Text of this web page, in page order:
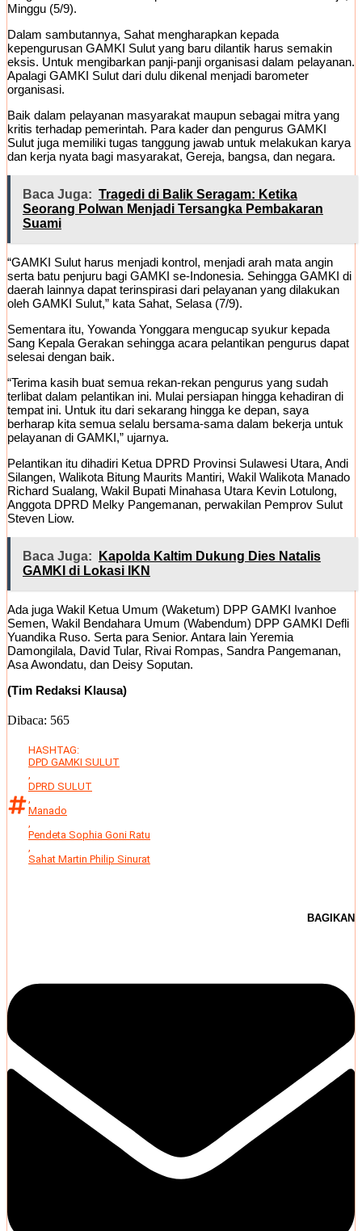
Minggu (5/9).
Dalam sambutannya, Sahat mengharapkan kepada
kepengurusan GAMKI Sulut yang baru dilantik harus semakin
eksis. Untuk mengibarkan panji-panji organisasi dalam pelayanan.
Apalagi GAMKI Sulut dari dulu dikenal menjadi barometer
organisasi.
Baik dalam pelayanan masyarakat maupun sebagai mitra yang
kritis terhadap pemerintah. Para kader dan pengurus GAMKI
Sulut juga memiliki tugas tanggung jawab untuk melakukan karya
dan kerja nyata bagi masyarakat, Gereja, bangsa, dan negara.
Baca Juga: Tragedi di Balik Seragam: Ketika
Seorang Polwan Menjadi Tersangka Pembakaran
Suami
“GAMKI Sulut harus menjadi kontrol, menjadi arah mata angin
serta batu penjuru bagi GAMKI se-Indonesia. Sehingga GAMKI di
daerah lainnya dapat terinspirasi dari pelayanan yang dilakukan
oleh GAMKI Sulut,” kata Sahat, Selasa (7/9).
Sementara itu, Yowanda Yonggara mengucap syukur kepada
Sang Kepala Gerakan sehingga acara pelantikan pengurus dapat
selesai dengan baik.
“Terima kasih buat semua rekan-rekan pengurus yang sudah
terlibat dalam pelantikan ini. Mulai persiapan hingga kehadiran di
tempat ini. Untuk itu dari sekarang hingga ke depan, saya
berharap kita semua selalu bersama-sama dalam bekerja untuk
pelayanan di GAMKI,” ujarnya.
Pelantikan itu dihadiri Ketua DPRD Provinsi Sulawesi Utara, Andi
Silangen, Walikota Bitung Maurits Mantiri, Wakil Walikota Manado
Richard Sualang, Wakil Bupati Minahasa Utara Kevin Lotulong,
Anggota DPRD Melky Pangemanan, perwakilan Pemprov Sulut
Steven Liow.
Baca Juga:
Kapolda Kaltim Dukung Dies Natalis
GAMKI di Lokasi IKN
Ada juga Wakil Ketua Umum (Waketum) DPP GAMKI Ivanhoe
Semen, Wakil Bendahara Umum (Wabendum) DPP GAMKI Defli
Yuandika Ruso. Serta para Senior. Antara lain Yeremia
Damongilala, David Tular, Rivai Rompas, Sandra Pangemanan,
Asa Awondatu, dan Deisy Soputan.
(Tim Redaksi Klausa)
Dibaca: 565
HASHTAG:
DPD GAMKI SULUT
,
DPRD SULUT
,
Manado
,
Pendeta Sophia Goni Ratu
,
Sahat Martin Philip Sinurat
BAGIKAN